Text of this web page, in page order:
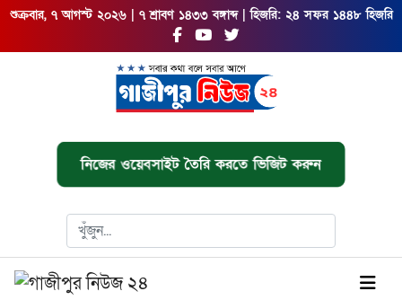
শুক্রবার, ৭ আগস্ট ২০২৬ | ৭ শ্রাবণ ১৪৩৩ বঙ্গাব্দ | হিজরি: ২৪ সফর ১৪৪৮ হিজরি
নিজের ওয়েবসাইট তৈরি করতে ভিজিট করুন